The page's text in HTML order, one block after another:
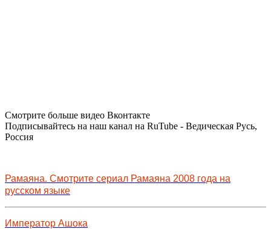
Смотрите больше видео Вконтакте
Подписывайтесь на наш канал на RuTube - Ведическая Русь,
Россия
Рамаяна. Смотрите сериал Рамаяна 2008 года на
русском языке
Император Ашока